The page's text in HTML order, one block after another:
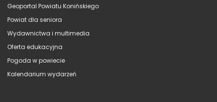
Geoportal Powiatu Konińskiego
Powiat dla seniora
Wydawnictwa i multimedia
Oferta edukacyjna
Pogoda w powiecie
Kalendarium wydarzeń